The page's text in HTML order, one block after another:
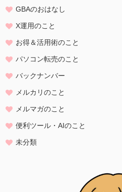
個人情報の収集・利用
当方は、以下の目的のため、その範
自発的な提供によるものであり、お
は、当方が本方針に則って個人情報
・新商品の案内などお客様に有益かつ
・業務遂行上で必要となる当方からの
・各種のお問い合わせ対応
GBAのおはなし
X運用のこと
お得＆活用術のこと
パソコン転売のこと
バックナンバー
メルカリのこと
メルマガのこと
便利ツール・AIのこと
未分類